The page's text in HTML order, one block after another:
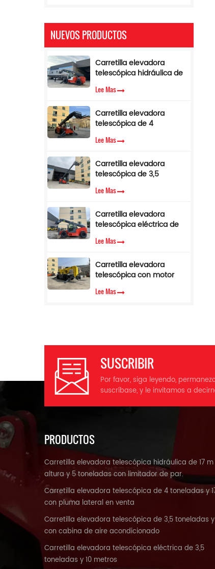
NUEVOS PRODUCTOS
Carretilla elevadora
telescópica hidráulica de
toneladas con limitador
Lee Mas
Carretilla elevadora
telescópica de 4
pluma lateral en venta
Lee Mas
Carretilla elevadora
telescópica de 3,5
cabina de aire
Lee Mas
Carretilla elevadora
telescópica eléctrica de
Lee Mas
Carretilla elevadora
telescópica con motor
3,5 toneladas y 7 m de
Lee Mas
SUSCRIBIR
Por favor, siga leyendo,
suscríbase, y le invitamos a
PRODUCTOS
Carretilla elevadora telescópica hidráulica de 17
altura y 5 toneladas con limitador de par.
Carretilla elevadora telescópica de 4 toneladas y
con pluma lateral en venta
Carretilla elevadora telescópica de 3,5 toneladas y
con cabina de aire acondicionado
Carretilla elevadora telescópica eléctrica de 3,5
toneladas y 10 metros